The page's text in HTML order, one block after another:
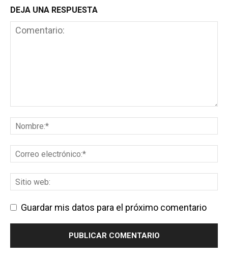
DEJA UNA RESPUESTA
Guardar mis datos para el próximo comentario